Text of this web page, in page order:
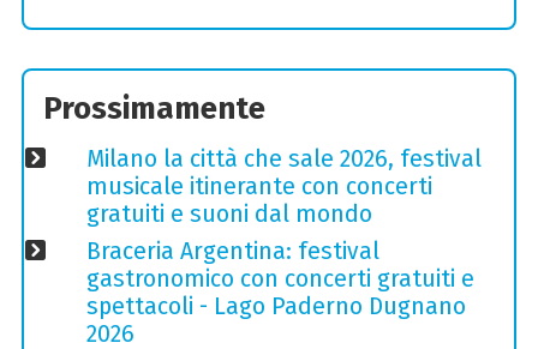
Prossimamente
Milano la città che sale 2026, festival
musicale itinerante con concerti
gratuiti e suoni dal mondo
Braceria Argentina: festival
gastronomico con concerti gratuiti e
spettacoli - Lago Paderno Dugnano
2026